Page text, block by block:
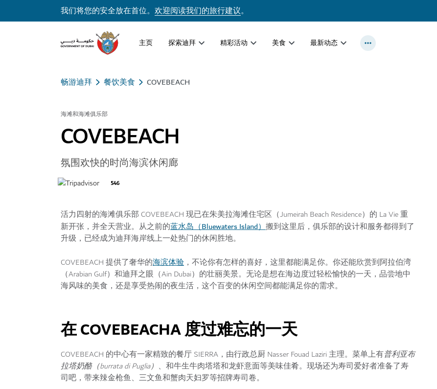
我们将您的安全放在首位。 欢迎阅读我们的旅行建议。
主页 探索迪拜 精彩活动 美食 最新动态
畅游迪拜 餐饮美食 COVEBEACH
海滩和海滩俱乐部
COVEBEACH
氛围欢快的时尚海滨休闲廊
546
活力四射的海滩俱乐部 COVEBEACH 现已在朱美拉海滩住宅区（Jumeirah Beach Residence）的 La Vie 重
新开张，并全天营业。从之前的蓝水岛（Bluewaters Island）搬到这里后，俱乐部的设计和服务都得到了
升级，已经成为迪拜海岸线上一处热门的休闲胜地。
COVEBEACH 提供了奢华的海滨体验 ，不论你有怎样的喜好，这里都能满足你。你还能欣赏到阿拉伯湾
（Arabian Gulf）和迪拜之眼（Ain Dubai）的壮丽美景。无论是想在海边度过轻松愉快的一天，品尝地中
海风味的美食，还是享受热闹的夜生活，这个百变的休闲空间都能满足你的需求。
在 COVEBEACHA 度过难忘的一天
COVEBEACH 的中心有一家精致的餐厅 SIERRA，由行政总厨 Nasser Fouad Laziri 主理。菜单上有普利亚布
拉塔奶酪（burrata di Puglia） 、和牛生牛肉塔塔和龙虾意面等美味佳肴。现场还为寿司爱好者准备了寿
司吧，带来辣金枪鱼、三文鱼和蟹肉天妇罗等招牌寿司卷。